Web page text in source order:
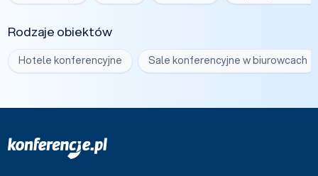
Rodzaje obiektów
Hotele konferencyjne Sale konferencyjne w biurowcach